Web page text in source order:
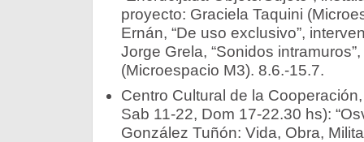
proyecto: Graciela Taquini
Ernán, “De uso exclusivo”,
Jorge Grela, “Sonidos
(Microespacio M3). 8.6.-15.7.
Centro Cultural de la
Sab 11-22, Dom 17-22.30 hs):
González Tuñón: Vida, Obra,